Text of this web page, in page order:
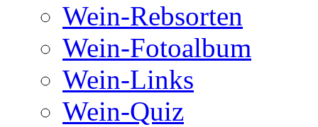
Wein-Rebsorten
Wein-Fotoalbum
Wein-Links
Wein-Quiz